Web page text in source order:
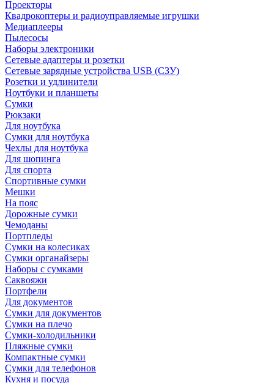
Проекторы
Квадрокоптеры и радиоуправляемые игрушки
Медиаплееры
Пылесосы
Наборы электроники
Сетевые адаптеры и розетки
Сетевые зарядные устройства USB (СЗУ)
Розетки и удлинители
Ноутбуки и планшеты
Сумки
Рюкзаки
Для ноутбука
Сумки для ноутбука
Чехлы для ноутбука
Для шопинга
Для спорта
Спортивные сумки
Мешки
На пояс
Дорожные сумки
Чемоданы
Портпледы
Сумки на колесиках
Сумки органайзеры
Наборы с сумками
Саквояжи
Портфели
Для документов
Сумки для документов
Сумки на плечо
Сумки-холодильники
Пляжные сумки
Компактные сумки
Сумки для телефонов
Кухня и посуда